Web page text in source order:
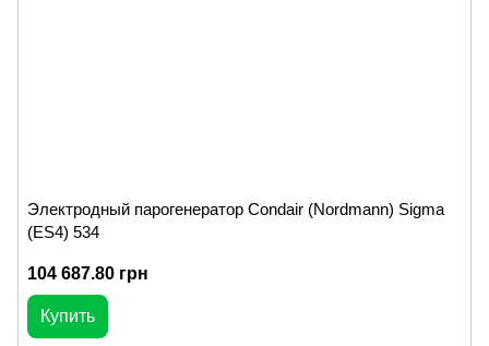
Электродный парогенератор Condair (Nordmann) Sigma
(ES4) 534
104 687.80 грн
Купить